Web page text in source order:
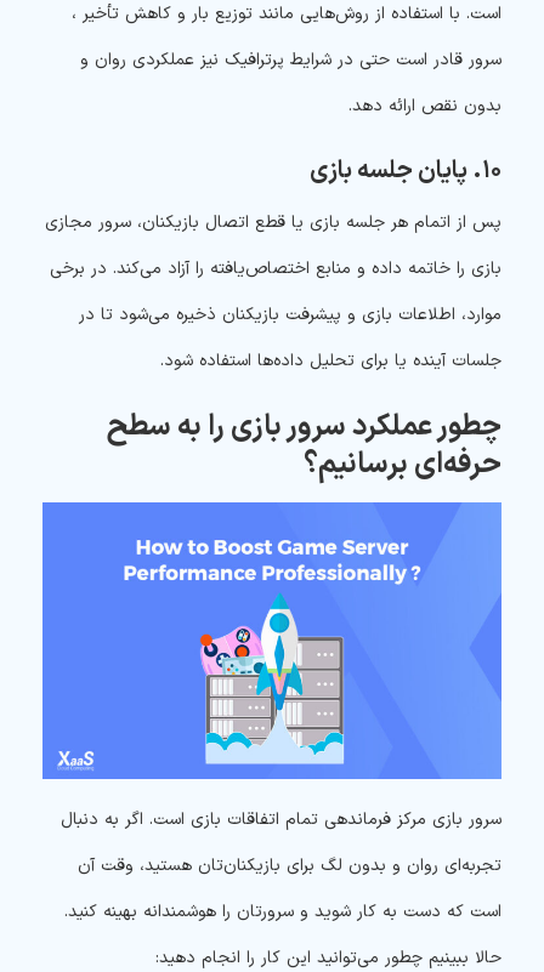
است. با استفاده از روش‌هایی مانند توزیع بار و کاهش تأخیر ،
سرور قادر است حتی در شرایط پرترافیک نیز عملکردی روان و
بدون نقص ارائه دهد.
۱۰. پایان جلسه بازی
پس از اتمام هر جلسه بازی یا قطع اتصال بازیکنان، سرور مجازی
بازی را خاتمه داده و منابع اختصاص‌یافته را آزاد می‌کند. در برخی
موارد، اطلاعات بازی و پیشرفت بازیکنان ذخیره می‌شود تا در
جلسات آینده یا برای تحلیل داده‌ها استفاده شود.
چطور عملکرد سرور بازی را به سطح
حرفه‌ای برسانیم؟
سرور بازی مرکز فرماندهی تمام اتفاقات بازی است. اگر به دنبال
تجربه‌ای روان و بدون لگ برای بازیکنان‌تان هستید، وقت آن
است که دست به کار شوید و سرورتان را هوشمندانه بهینه کنید.
حالا ببینیم چطور می‌توانید این کار را انجام دهید: